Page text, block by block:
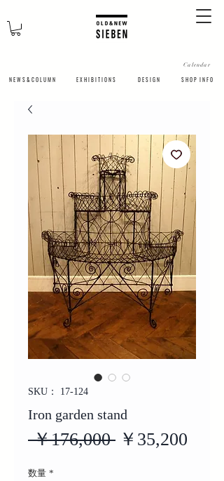
N E W S & C O L U M N
Calendar
​E X H I B I T I O N S D E S I G N S H O P I N F O
SKU： 17-124
Iron garden stand
￥176,000 通￥35,200
数量 *